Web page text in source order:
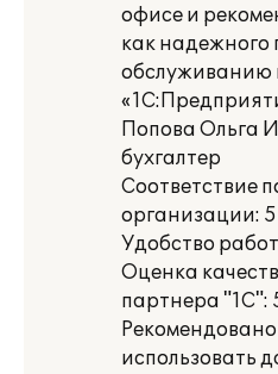
офисе и
как надежного
обслуживанию
Попова Ольга
бухгалтер
Соответствие
организации: 5
Удобство
Оценка
партнера "1С":
Рекомендовано
использовать